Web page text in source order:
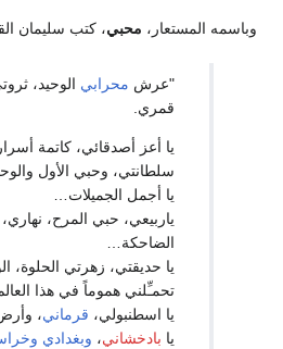
وباسمه المستعار، محبي، كتب سليمان
"عرش محرابي الوحيد،
قمري.
يا أعز أصدقائي، كاتمة
سلطانتي، وحبي الأول
يا أجمل الجميلات…
ياربيعي، حبي المرح،
الضاحكة…
يا حديقتي، زهرتي الحلوة،
تحمـِّلني هموماً في هذا
يا اسطنبولي، قرماني،
يا بادخشاني، وبغدادي